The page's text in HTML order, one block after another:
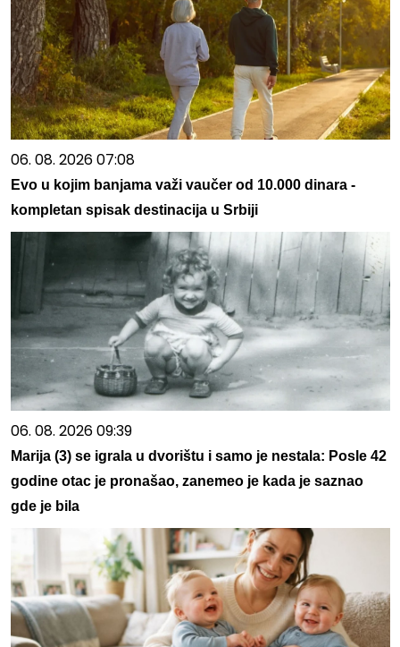
06. 08. 2026 07:08
Evo u kojim banjama važi vaučer od 10.000 dinara -
kompletan spisak destinacija u Srbiji
06. 08. 2026 09:39
Marija (3) se igrala u dvorištu i samo je nestala: Posle 42
godine otac je pronašao, zanemeo je kada je saznao
gde je bila